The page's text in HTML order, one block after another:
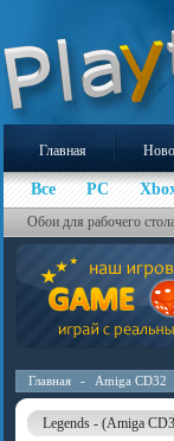
Главная
Все PC
Обои для рабочего
Главная - Amiga CD32
Legends - (Amiga